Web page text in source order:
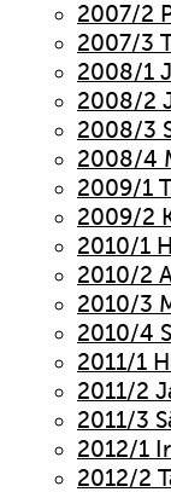
2007/2
2007/3
2008/1
2008/2
2008/3
2008/4
2009/1
2009/2
2010/1
2010/2
2010/3
2010/4
2011/1
2011/2
2011/3
2012/1
2012/2